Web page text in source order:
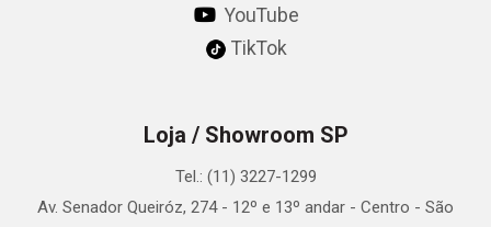
YouTube
TikTok
Loja / Showroom SP
Tel.: (11) 3227-1299
Av. Senador Queiróz, 274 - 12º e 13º andar - Centro - São